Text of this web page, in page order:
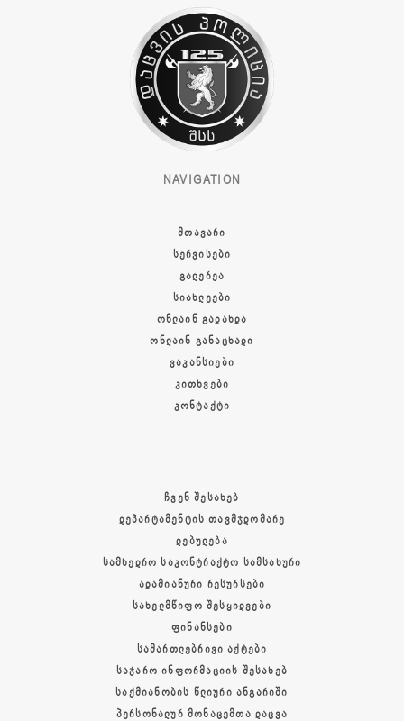
NAVIGATION
ᲛᲗᲐᲕᲐᲠᲘ
ᲡᲔᲠᲕᲘᲡᲔᲑᲘ
ᲒᲐᲚᲔᲠᲔᲐ
ᲡᲘᲐᲮᲚᲔᲔᲑᲘ
ᲝᲜᲚᲐᲘᲜ ᲒᲐᲓᲐᲮᲓᲐ
ᲝᲜᲚᲐᲘᲜ ᲒᲐᲜᲐᲪᲮᲐᲓᲘ
ᲕᲐᲙᲐᲜᲡᲘᲔᲑᲘ
ᲙᲘᲗᲮᲕᲔᲑᲘ
ᲙᲝᲜᲢᲐᲥᲢᲘ
ᲩᲕᲔᲜ ᲨᲔᲡᲐᲮᲔᲑ
ᲓᲔᲞᲐᲠᲢᲐᲛᲔᲜᲢᲘᲡ ᲗᲐᲕᲛᲯᲓᲝᲛᲐᲠᲔ
ᲓᲔᲑᲣᲚᲔᲑᲐ
ᲡᲐᲛᲮᲔᲓᲠᲝ ᲡᲐᲙᲝᲜᲢᲠᲐᲥᲢᲝ ᲡᲐᲛᲡᲐᲮᲣᲠᲘ
ᲐᲓᲐᲛᲘᲐᲜᲣᲠᲘ ᲠᲔᲡᲣᲠᲡᲔᲑᲘ
ᲡᲐᲮᲔᲚᲛᲬᲘᲤᲝ ᲨᲔᲡᲧᲘᲓᲕᲔᲑᲘ
ᲤᲘᲜᲐᲜᲡᲔᲑᲘ
ᲡᲐᲛᲐᲠᲗᲚᲔᲑᲠᲘᲕᲘ ᲐᲥᲢᲔᲑᲘ
ᲡᲐᲯᲐᲠᲝ ᲘᲜᲤᲝᲠᲛᲐᲪᲘᲘᲡ ᲨᲔᲡᲐᲮᲔᲑ
ᲡᲐᲥᲛᲘᲐᲜᲝᲑᲘᲡ ᲬᲚᲘᲣᲠᲘ ᲐᲜᲒᲐᲠᲘᲨᲘ
ᲞᲔᲠᲡᲝᲜᲐᲚᲣᲠ ᲛᲝᲜᲐᲪᲔᲛᲗᲐ ᲓᲐᲪᲕᲐ